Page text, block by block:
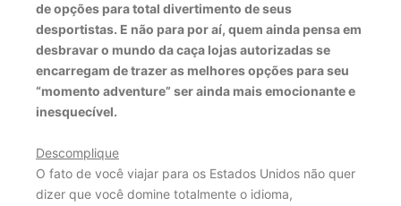
de opções para total divertimento de seus
desportistas. E não para por aí, quem ainda pensa em
desbravar o mundo da caça lojas autorizadas se
encarregam de trazer as melhores opções para seu
“momento adventure” ser ainda mais emocionante e
inesquecível.
Descomplique
O fato de você viajar para os Estados Unidos não quer
dizer que você domine totalmente o idioma,